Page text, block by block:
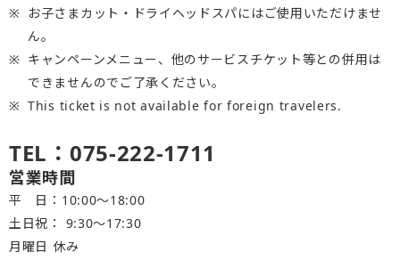
お子さまカット・ドライヘッドスパにはご使用いただけませ
ん。
キャンペーンメニュー、他のサービスチケット等との併用は
できませんのでご了承ください。
This ticket is not available for foreign travelers.
TEL：075-222-1711
営業時間
平 日：10:00～18:00
土日祝： 9:30〜17:30
月曜日 休み